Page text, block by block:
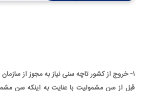
۱- خروج از کشور تاچه سنی نیاز به مجوز از سازمان وظیفه عمومی ندارد؟